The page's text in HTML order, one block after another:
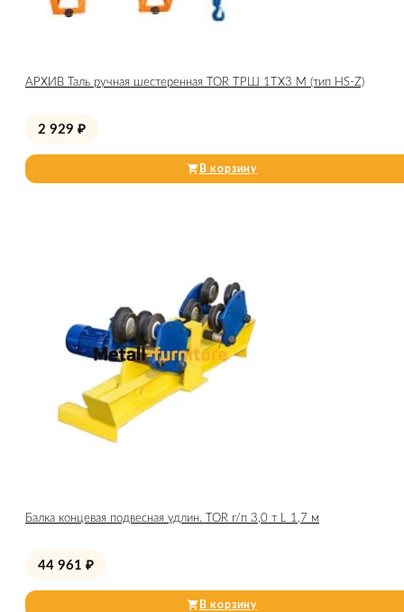
АРХИВ Таль ручная шестеренная TOR ТРШ 1ТХ3 М (тип HS-Z)
2 929 ₽
В корзину
Балка концевая подвесная удлин. TOR г/п 3,0 т L 1,7 м
44 961 ₽
В корзину